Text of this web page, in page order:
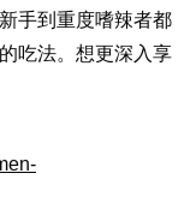
手到重度嗜辣者都
吃法。想更深入享